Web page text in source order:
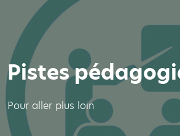
Pistes
Pour aller plus loin